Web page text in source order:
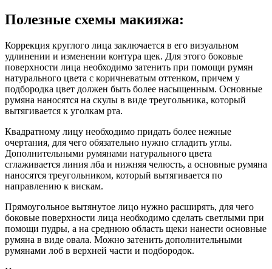
Полезные схемы макияжа:
Коррекция круглого лица заключается в его визуальном
удлинении и изменении контура щек. Для этого боковые
поверхности лица необходимо затенить при помощи румян
натурального цвета с коричневатым оттенком, причем у
подбородка цвет должен быть более насыщенным. Основные
румяна наносятся на скулы в виде треугольника, который
вытягивается к уголкам рта.
Квадратному лицу необходимо придать более нежные
очертания, для чего обязательно нужно сгладить углы.
Дополнительными румянами натурального цвета
сглаживается линия лба и нижняя челюсть, а основные румяна
наносятся треугольником, который вытягивается по
направлению к вискам.
Прямоугольное вытянутое лицо нужно расширять, для чего
боковые поверхности лица необходимо сделать светлыми при
помощи пудры, а на среднюю область щеки нанести основные
румяна в виде овала. Можно затенить дополнительными
румянами лоб в верхней части и подбородок.